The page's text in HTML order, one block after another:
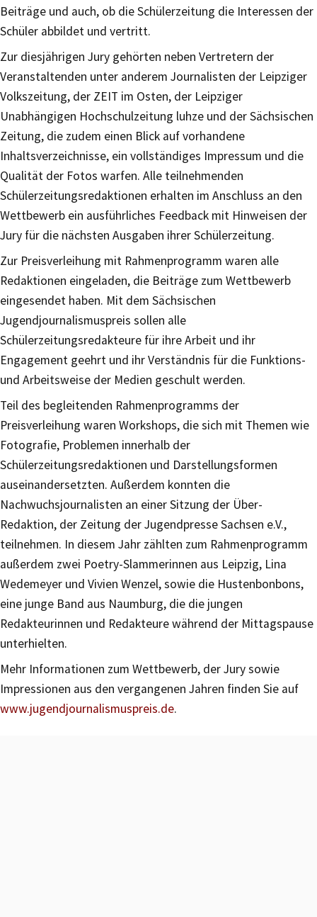
Beiträge und auch, ob die Schülerzeitung die Interessen der
Schüler abbildet und vertritt.
Zur diesjährigen Jury gehörten neben Vertretern der
Veranstaltenden unter anderem Journalisten der Leipziger
Volkszeitung, der ZEIT im Osten, der Leipziger
Unabhängigen Hochschulzeitung luhze und der Sächsischen
Zeitung, die zudem einen Blick auf vorhandene
Inhaltsverzeichnisse, ein vollständiges Impressum und die
Qualität der Fotos warfen. Alle teilnehmenden
Schülerzeitungsredaktionen erhalten im Anschluss an den
Wettbewerb ein ausführliches Feedback mit Hinweisen der
Jury für die nächsten Ausgaben ihrer Schülerzeitung.
Zur Preisverleihung mit Rahmenprogramm waren alle
Redaktionen eingeladen, die Beiträge zum Wettbewerb
eingesendet haben. Mit dem Sächsischen
Jugendjournalismuspreis sollen alle
Schülerzeitungsredakteure für ihre Arbeit und ihr
Engagement geehrt und ihr Verständnis für die Funktions-
und Arbeitsweise der Medien geschult werden.
Teil des begleitenden Rahmenprogramms der
Preisverleihung waren Workshops, die sich mit Themen wie
Fotografie, Problemen innerhalb der
Schülerzeitungsredaktionen und Darstellungsformen
auseinandersetzten. Außerdem konnten die
Nachwuchsjournalisten an einer Sitzung der Über-
Redaktion, der Zeitung der Jugendpresse Sachsen e.V.,
teilnehmen. In diesem Jahr zählten zum Rahmenprogramm
außerdem zwei Poetry-Slammerinnen aus Leipzig, Lina
Wedemeyer und Vivien Wenzel, sowie die Hustenbonbons,
eine junge Band aus Naumburg, die die jungen
Redakteurinnen und Redakteure während der Mittagspause
unterhielten.
Mehr Informationen zum Wettbewerb, der Jury sowie
Impressionen aus den vergangenen Jahren finden Sie auf
www.jugendjournalismuspreis.de.